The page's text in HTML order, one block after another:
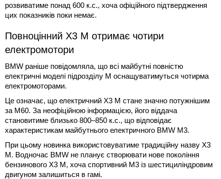
розвиватиме понад 600 к.с., хоча офіційного підтвердження
цих показників поки немає.
Повноцінний X3 M отримає чотири
електромотори
BMW раніше повідомляла, що всі майбутні повністю
електричні моделі підрозділу M оснащуватимуться чотирма
електромоторами.
Це означає, що електричний X3 M стане значно потужнішим
за M60. За неофіційною інформацією, його віддача
становитиме близько 800–850 к.с., що відповідає
характеристикам майбутнього електричного BMW M3.
При цьому новинка використовуватиме традиційну назву X3
M. Водночас BMW не планує створювати нове покоління
бензинового X3 M, хоча спортивний M3 із шестициліндровим
двигуном залишиться в гамі.